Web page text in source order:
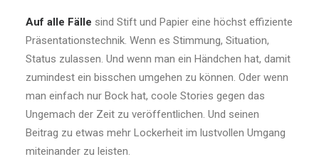
Auf alle Fälle sind Stift und Papier eine höchst effiziente
Präsentationstechnik. Wenn es Stimmung, Situation,
Status zulassen. Und wenn man ein Händchen hat, damit
zumindest ein bisschen umgehen zu können. Oder wenn
man einfach nur Bock hat, coole Stories gegen das
Ungemach der Zeit zu veröffentlichen. Und seinen
Beitrag zu etwas mehr Lockerheit im lustvollen Umgang
miteinander zu leisten.